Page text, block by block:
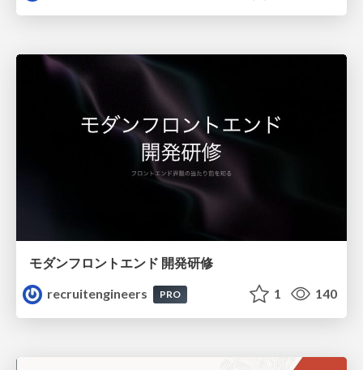
モダンフロントエンド 開発研修
recruitengineers
PRO 1 140